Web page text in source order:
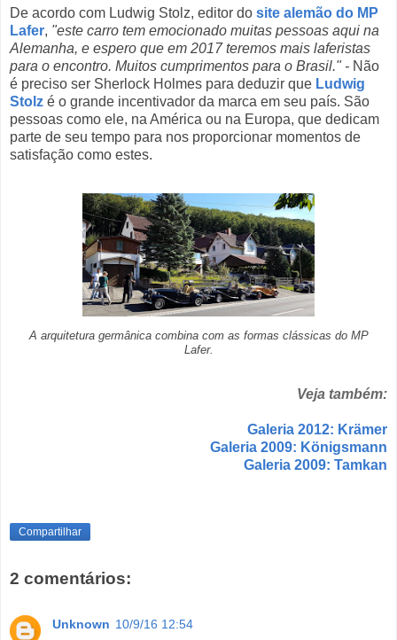
De acordo com Ludwig Stolz, editor do site alemão do MP
Lafer, "este carro tem emocionado muitas pessoas aqui na
Alemanha, e espero que em 2017 teremos mais laferistas
para o encontro. Muitos cumprimentos para o Brasil." - Não
é preciso ser Sherlock Holmes para deduzir que Ludwig
Stolz é o grande incentivador da marca em seu país. São
pessoas como ele, na América ou na Europa, que dedicam
parte de seu tempo para nos proporcionar momentos de
satisfação como estes.
A arquitetura germânica combina com as formas clássicas do MP
Lafer.
Veja também:
Galeria 2012: Krämer
Galeria 2009: Königsmann
Galeria 2009: Tamkan
Compartilhar
2 comentários:
Unknown 10/9/16 12:54